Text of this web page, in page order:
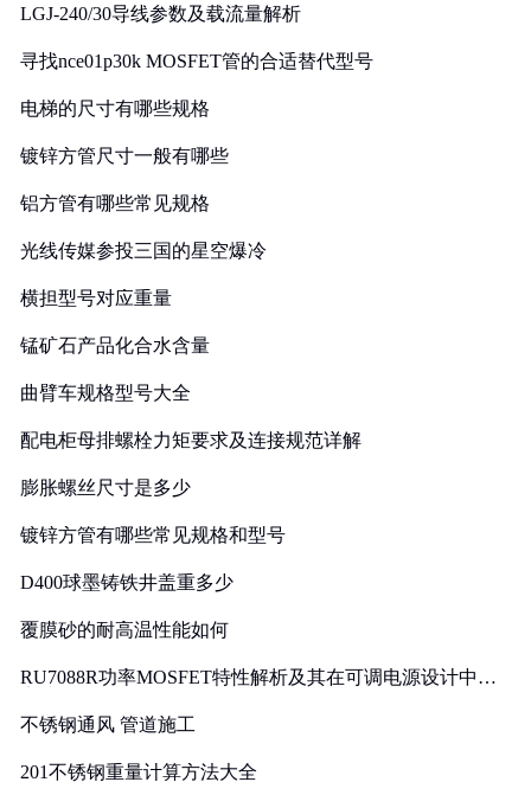
LGJ-240/30导线参数及载流量解析
寻找nce01p30k MOSFET管的合适替代型号
电梯的尺寸有哪些规格
镀锌方管尺寸一般有哪些
铝方管有哪些常见规格
光线传媒参投三国的星空爆冷
横担型号对应重量
锰矿石产品化合水含量
曲臂车规格型号大全
配电柜母排螺栓力矩要求及连接规范详解
膨胀螺丝尺寸是多少
镀锌方管有哪些常见规格和型号
D400球墨铸铁井盖重多少
覆膜砂的耐高温性能如何
RU7088R功率MOSFET特性解析及其在可调电源设计中的
不锈钢通风 管道施工
201不锈钢重量计算方法大全